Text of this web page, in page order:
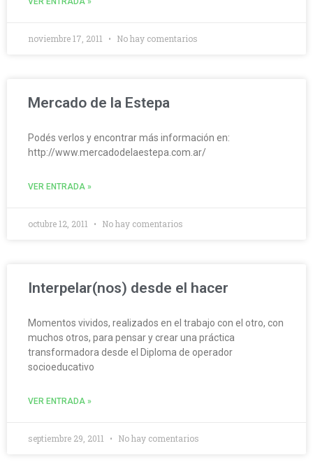
noviembre 17, 2011 No hay comentarios
Mercado de la Estepa
Podés verlos y encontrar más información en:
http://www.mercadodelaestepa.com.ar/
VER ENTRADA »
octubre 12, 2011 No hay comentarios
Interpelar(nos) desde el hacer
Momentos vividos, realizados en el trabajo con el otro, con
muchos otros, para pensar y crear una práctica
transformadora desde el Diploma de operador
socioeducativo
VER ENTRADA »
septiembre 29, 2011 No hay comentarios